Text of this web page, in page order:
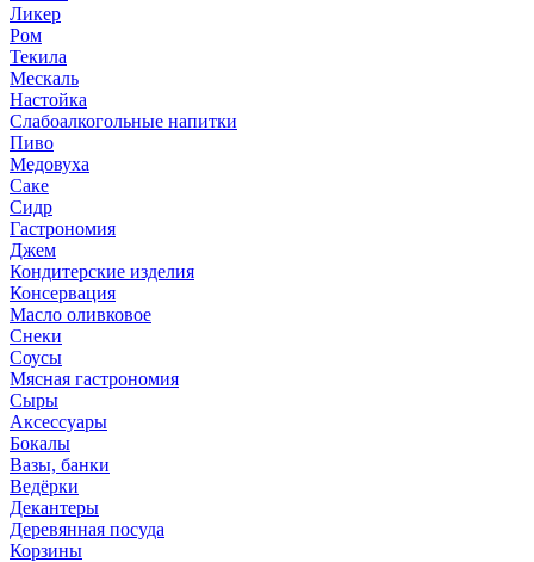
Ликер
Ром
Текила
Мескаль
Настойка
Слабоалкогольные напитки
Пиво
Медовуха
Саке
Сидр
Гастрономия
Джем
Кондитерские изделия
Консервация
Масло оливковое
Снеки
Соусы
Мясная гастрономия
Сыры
Аксессуары
Бокалы
Вазы, банки
Ведёрки
Декантеры
Деревянная посуда
Корзины